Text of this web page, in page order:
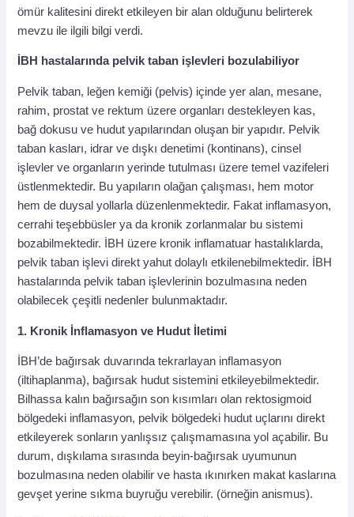
ömür kalitesini direkt etkileyen bir alan olduğunu belirterek
mevzu ile ilgili bilgi verdi.
İBH hastalarında pelvik taban işlevleri bozulabiliyor
Pelvik taban, leğen kemiği (pelvis) içinde yer alan, mesane,
rahim, prostat ve rektum üzere organları destekleyen kas,
bağ dokusu ve hudut yapılarından oluşan bir yapıdır. Pelvik
taban kasları, idrar ve dışkı denetimi (kontinans), cinsel
işlevler ve organların yerinde tutulması üzere temel vazifeleri
üstlenmektedir. Bu yapıların olağan çalışması, hem motor
hem de duysal yollarla düzenlenmektedir. Fakat inflamasyon,
cerrahi teşebbüsler ya da kronik zorlanmalar bu sistemi
bozabilmektedir. İBH üzere kronik inflamatuar hastalıklarda,
pelvik taban işlevi direkt yahut dolaylı etkilenebilmektedir. İBH
hastalarında pelvik taban işlevlerinin bozulmasına neden
olabilecek çeşitli nedenler bulunmaktadır.
1. Kronik İnflamasyon ve Hudut İletimi
İBH’de bağırsak duvarında tekrarlayan inflamasyon
(iltihaplanma), bağırsak hudut sistemini etkileyebilmektedir.
Bilhassa kalın bağırsağın son kısımları olan rektosigmoid
bölgedeki inflamasyon, pelvik bölgedeki hudut uçlarını direkt
etkileyerek sonların yanlışsız çalışmamasına yol açabilir. Bu
durum, dışkılama sırasında beyin-bağırsak uyumunun
bozulmasına neden olabilir ve hasta ıkınırken makat kaslarına
gevşet yerine sıkma buyruğu verebilir. (örneğin anismus).